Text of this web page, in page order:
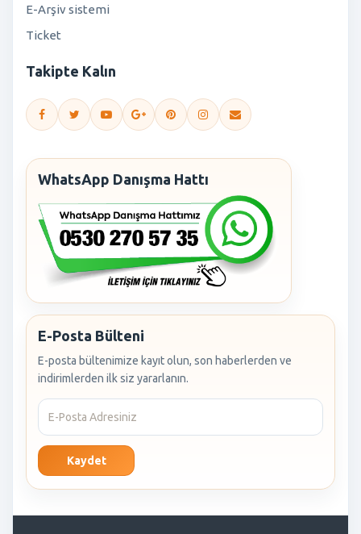
E-Arşiv sistemi
Ticket
Takipte Kalın
WhatsApp Danışma Hattı
E-Posta Bülteni
E-posta bültenimize kayıt olun, son haberlerden ve
indirimlerden ilk siz yararlanın.
Kaydet